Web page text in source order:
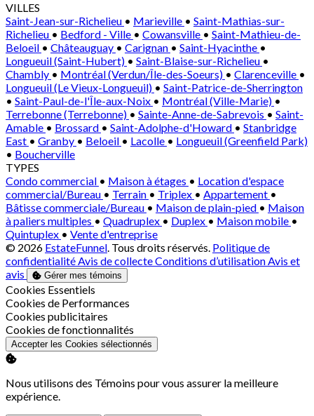
VILLES
Saint-Jean-sur-Richelieu • Marieville • Saint-Mathias-sur-
Richelieu • Bedford - Ville • Cowansville • Saint-Mathieu-de-
Beloeil • Châteauguay • Carignan • Saint-Hyacinthe •
Longueuil (Saint-Hubert) • Saint-Blaise-sur-Richelieu •
Chambly • Montréal (Verdun/Île-des-Soeurs) • Clarenceville •
Longueuil (Le Vieux-Longueuil) • Saint-Patrice-de-Sherrington
• Saint-Paul-de-l'Île-aux-Noix • Montréal (Ville-Marie) •
Terrebonne (Terrebonne) • Sainte-Anne-de-Sabrevois • Saint-
Amable • Brossard • Saint-Adolphe-d'Howard • Stanbridge
East • Granby • Beloeil • Lacolle • Longueuil (Greenfield Park)
• Boucherville
TYPES
Condo commercial • Maison à étages • Location d'espace
commercial/Bureau • Terrain • Triplex • Appartement •
Bâtisse commerciale/Bureau • Maison de plain-pied • Maison
à paliers multiples • Quadruplex • Duplex • Maison mobile •
Quintuplex • Vente d'entreprise
© 2026 EstateFunnel. Tous droits réservés. Politique de
confidentialitéAvis de collecteConditions d’utilisationAvis et
avis
Gérer mes témoins
Activer
Cookies Essentiels
Activer
Cookies de Performances
Activer
Cookies publicitaires
Activer
Cookies de fonctionnalités
Accepter les Cookies sélectionnés
Nous utilisons des Témoins pour vous assurer la meilleure
expérience.